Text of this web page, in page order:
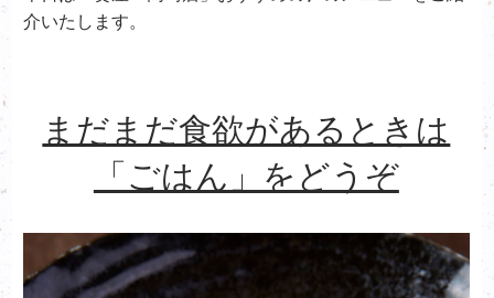
介いたします。
まだまだ食欲があるときは
「ごはん」をどうぞ